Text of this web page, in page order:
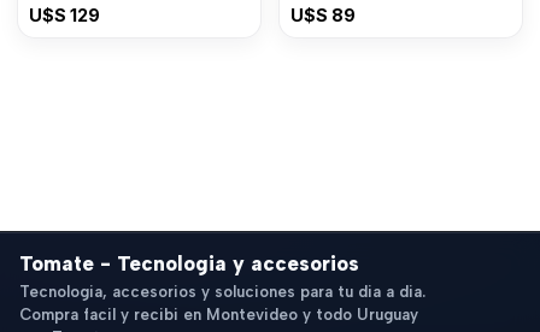
U$S 129 U$S 89
Tomate - Tecnologia y accesorios
Tecnologia, accesorios y soluciones para tu dia a dia.
Compra facil y recibi en Montevideo y todo Uruguay